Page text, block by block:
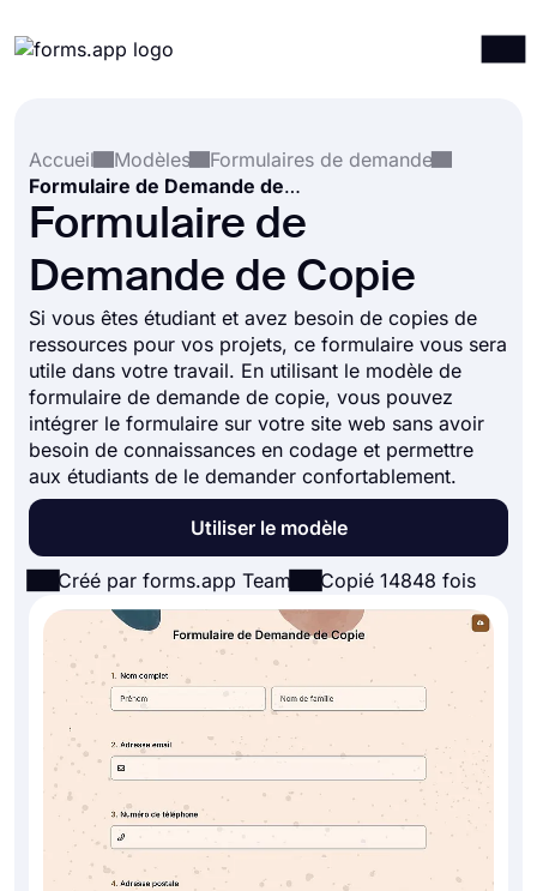
Intégrations
Modèles
Ressources
Accueil
Modèles
Formulaires de demande
Formulaire de Demande de Copie
Formulaire de
Demande de Copie
Si vous êtes étudiant et avez besoin de copies de
ressources pour vos projets, ce formulaire vous sera
utile dans votre travail. En utilisant le modèle de
formulaire de demande de copie, vous pouvez
intégrer le formulaire sur votre site web sans avoir
besoin de connaissances en codage et permettre
aux étudiants de le demander confortablement.
Utiliser le modèle
Créé par forms.app Team Copié 14848 fois